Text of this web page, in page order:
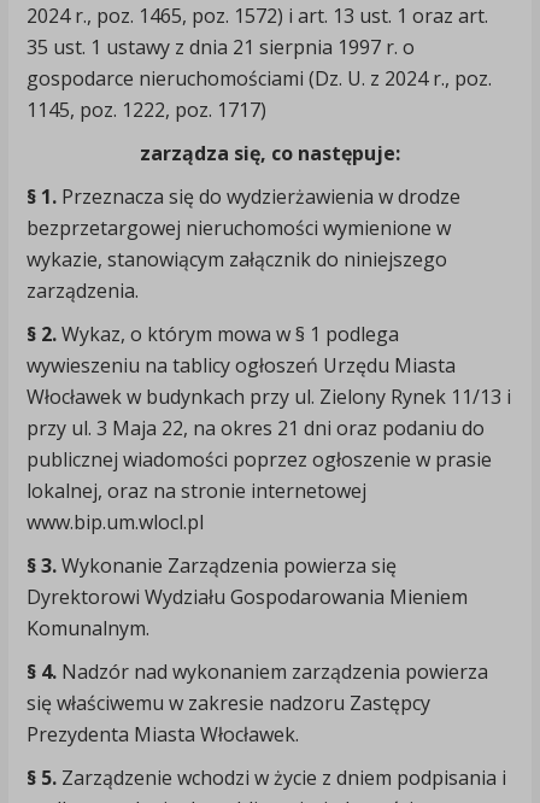
2024 r., poz. 1465, poz. 1572) i art. 13 ust. 1 oraz art.
35 ust. 1 ustawy z dnia 21 sierpnia 1997 r. o
gospodarce nieruchomościami (Dz. U. z 2024 r., poz.
1145, poz. 1222, poz. 1717)
zarządza się, co następuje:
§ 1. Przeznacza się do wydzierżawienia w drodze
bezprzetargowej nieruchomości wymienione w
wykazie, stanowiącym załącznik do niniejszego
zarządzenia.
§ 2.Wykaz, o którym mowa w § 1 podlega
wywieszeniu na tablicy ogłoszeń Urzędu Miasta
Włocławek w budynkach przy ul. Zielony Rynek 11/13 i
przy ul. 3 Maja 22, na okres 21 dni oraz podaniu do
publicznej wiadomości poprzez ogłoszenie w prasie
lokalnej, oraz na stronie internetowej
www.bip.um.wlocl.pl
§ 3.Wykonanie Zarządzenia powierza się
Dyrektorowi Wydziału Gospodarowania Mieniem
Komunalnym.
§ 4. Nadzór nad wykonaniem zarządzenia powierza
się właściwemu w zakresie nadzoru Zastępcy
Prezydenta Miasta Włocławek.
§ 5. Zarządzenie wchodzi w życie z dniem podpisania i